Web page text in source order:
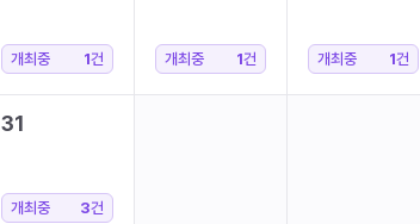
개최중 1건 개최중 1건 개최중 1건
31
개최중 3건